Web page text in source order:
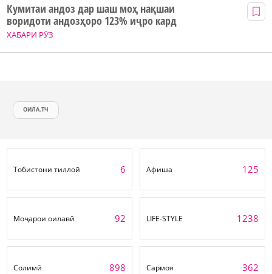
ХАБАРИ РӮЗ
Кумитаи андоз дар шаш моҳ нақшаи
воридоти андозҳоро 123% иҷро кард
ОИЛА.ТЧ
Тобистони тиллоӣ 6 Афиша 125
Моҷарои оилавӣ 92 LIFE-STYLE 1238
Солимӣ 898 Сармоя 362